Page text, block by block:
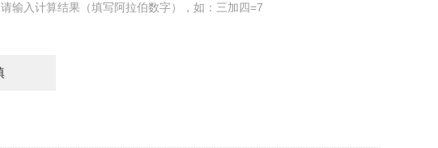
请输入计算结果（填写阿拉伯数字），如：三加四=7